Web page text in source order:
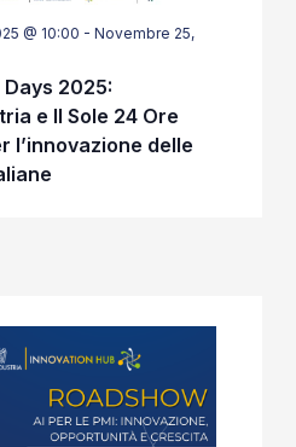
@ 10:00 - Novembre 25,
2025:
e Il Sole 24 Ore
l’innovazione delle